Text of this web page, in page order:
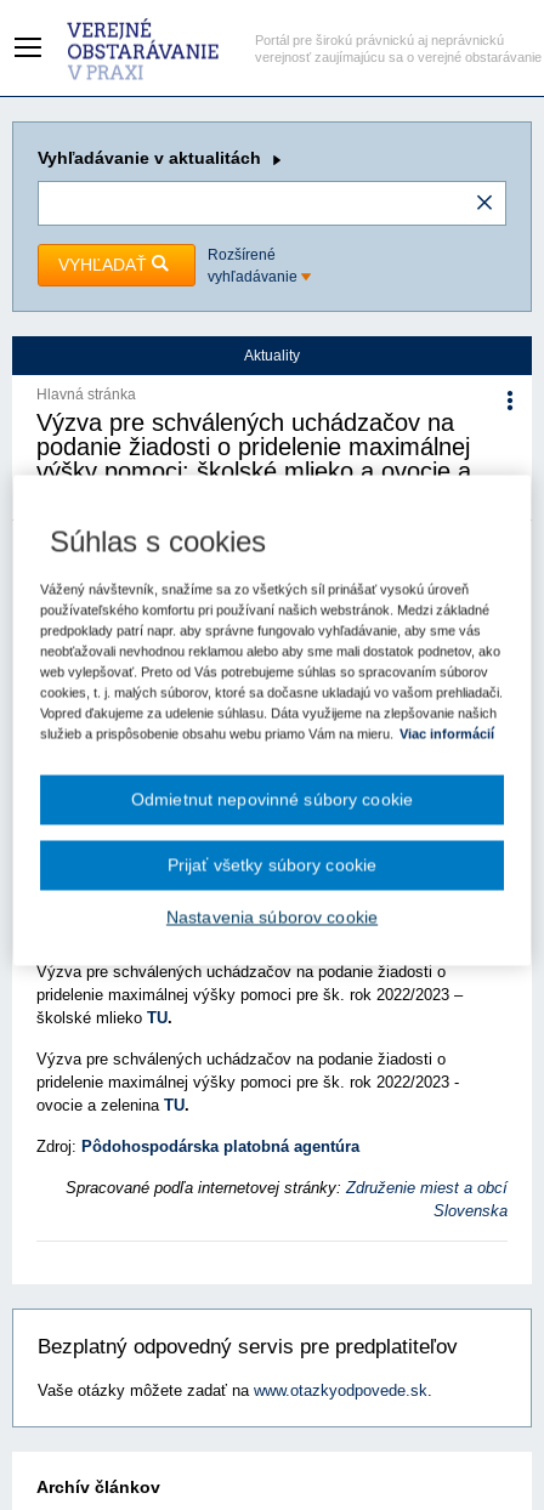
Portál pre širokú právnickú aj neprávnickú
verejnosť zaujímajúcu sa o verejné obstarávanie
Vyhľadávanie v aktualitách
VYHĽADAŤ
Rozšírené
vyhľadávanie
Aktuality
Hlavná stránka
Výzva pre schválených uchádzačov na
podanie žiadosti o pridelenie maximálnej
výšky pomoci: školské mlieko a ovocie a
19. 9. 2022 Kategória:Aktuality
Kľúčové slová
Výzva
Register kľúčových slov
agentúra zverejnila Výzvy pre schválených uchádzačov na
podanie žiadosti o pridelenie maximálnej výšky pomoci pre
Zverejnila aj príručku pre žiadateľov o poskytnutie pomoci v rámci
školské mlieko) pre školský rok 2022/2023. Jedná sa o aktuálnu
výzvu, ktorá je otvorená do 15.10.2022.
Výzva pre schválených uchádzačov na podanie žiadosti o
pridelenie maximálnej výšky pomoci pre šk. rok 2022/2023 –
školské mlieko TU.
Výzva pre schválených uchádzačov na podanie žiadosti o
pridelenie maximálnej výšky pomoci pre šk. rok 2022/2023 -
ovocie a zelenina TU.
Zdroj: Pôdohospodárska platobná agentúra
Spracované podľa internetovej stránky: Združenie miest a obcí
Slovenska
Bezplatný odpovedný servis pre predplatiteľov
Vaše otázky môžete zadať na www.otazkyodpovede.sk
Archív článkov
Súhlas s cookies
Vážený návštevník, snažíme sa zo všetkých síl prinášať vysokú úroveň
používateľského komfortu pri používaní našich webstránok. Medzi základné
predpoklady patrí napr. aby správne fungovalo vyhľadávanie, aby sme vás
neobťažovali nevhodnou reklamou alebo aby sme mali dostatok podnetov, ako
web vylepšovať. Preto od Vás potrebujeme súhlas so spracovaním súborov
cookies, t. j. malých súborov, ktoré sa dočasne ukladajú vo vašom prehliadači.
Vopred ďakujeme za udelenie súhlasu. Dáta využijeme na zlepšovanie našich
služieb a prispôsobenie obsahu webu priamo Vám na mieru. Viac informácií
Nastavenia súborov cookie
Odmietnut nepovinné súbory cookie
Prijať všetky súbory cookie